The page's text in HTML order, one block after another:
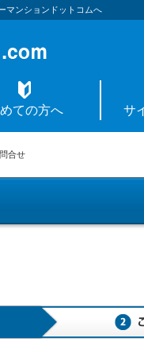
マンションドットコムへ
ての方へ サ
合せ